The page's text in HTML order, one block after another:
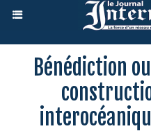
Bénédiction